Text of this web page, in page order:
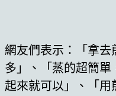
網友們表示：「拿
多」、「蒸的超簡
起來就可以」、「